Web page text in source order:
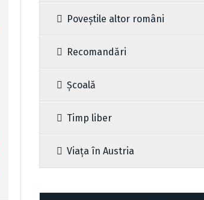
Poveștile altor români
Recomandări
Școală
Timp liber
Viața în Austria